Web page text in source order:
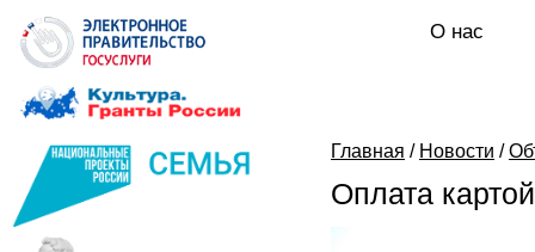
О нас
Главная / Новости /
Оплата картой